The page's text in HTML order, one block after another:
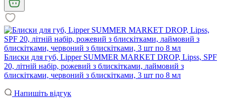
Блиски для губ, Lipper SUMMER MARKET DROP, Lipss, SPF
20, літній набір, рожевий з блискітками, лаймовий з
блискітками, червоний з блискітками, 3 шт по 8 мл
Напишіть відгук